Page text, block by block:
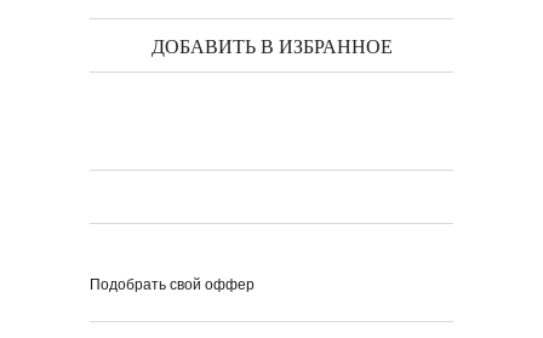
ДОБАВИТЬ В ИЗБРАННОЕ
Подобрать свой оффер